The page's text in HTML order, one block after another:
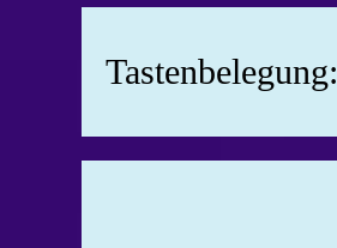
Tastenbelegung: